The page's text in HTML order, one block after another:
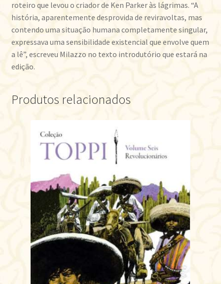
roteiro que levou o criador de Ken Parker às lágrimas. “A
história, aparentemente desprovida de reviravoltas, mas
contendo uma situação humana completamente singular,
expressava uma sensibilidade existencial que envolve quem
a lê”, escreveu Milazzo no texto introdutório que estará na
edição.
Produtos relacionados